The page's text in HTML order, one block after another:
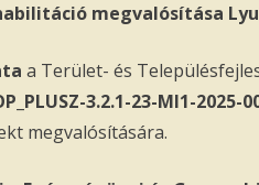
megvalósítása
a Terület- és
3.2.1-23-MI1-
megvalósítására.